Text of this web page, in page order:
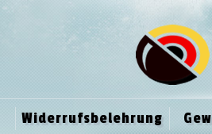
Widerrufsbelehrung